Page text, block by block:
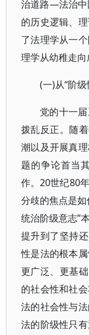
治道路—法治中
的历史逻辑、
了法理学从一
理学从幼稚走向
(一)从“阶级
党的十一
拨乱反正。随
潮以及开展真
题的争论首当
作。20世纪80
分歧的焦点是
统治阶级意志”
提升到了坚持
性是法的根本
更广泛、更基
的社会性和社
法的社会性与
法的阶级性只